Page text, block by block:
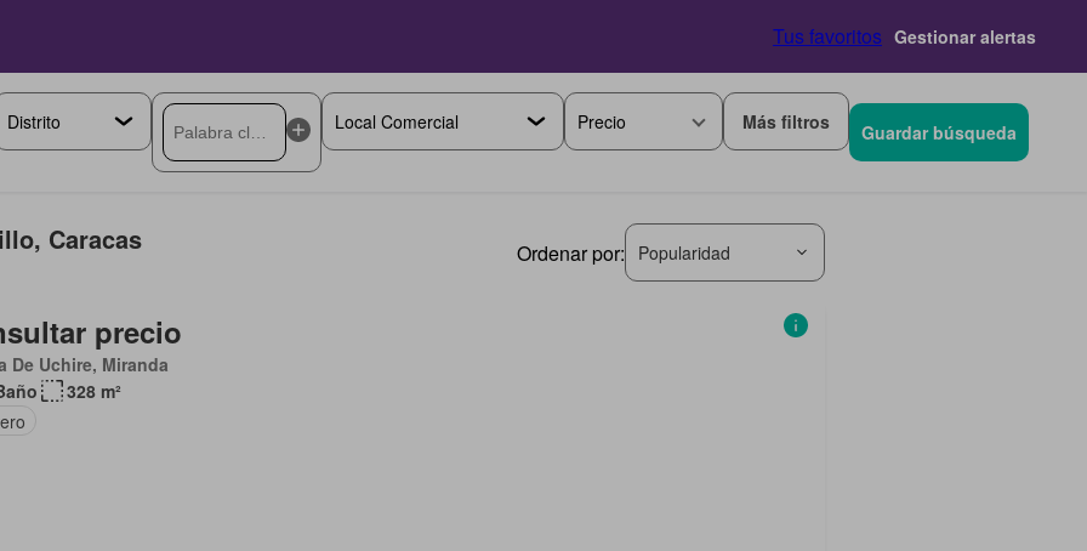
Tus favoritos Gestionar alertas
Precio Más filtros Guardar búsqueda
Caracas Ordenar por: Popularidad
precio
De Uchire, Miranda
328 m²